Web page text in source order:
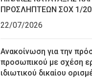
ΠΡΟΣΛΗΠΤΕΩΝ ΣΟΧ 1/
22/07/2026
Ανακοίνωση για την
προσωπικού με σχέση
ιδιωτικού δικαίου